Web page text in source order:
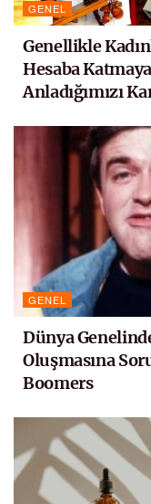
GENEL
Genellikle
Hesaba
Anladığımızı
GENEL
Dünya
Oluşmasına
Boomers